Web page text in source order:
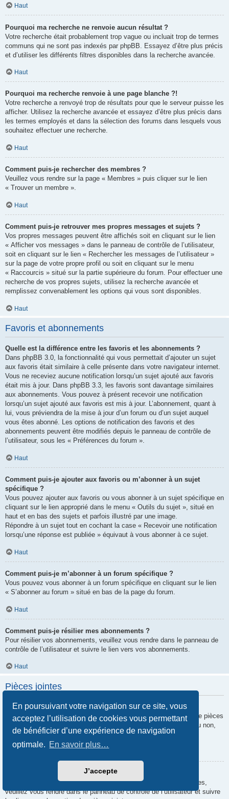
En poursuivant votre navigation sur ce site, vous
acceptez l’utilisation de cookies vous permettant
de bénéficier d’une expérience de navigation
optimale. En savoir plus…
J’accepte
Haut
Pourquoi ma recherche ne renvoie aucun résultat ?
Votre recherche était probablement trop vague ou incluait trop de termes
communs qui ne sont pas indexés par phpBB. Essayez d’être plus précis
et d’utiliser les différents filtres disponibles dans la recherche avancée.
Haut
Pourquoi ma recherche renvoie à une page blanche ?!
Votre recherche a renvoyé trop de résultats pour que le serveur puisse les
afficher. Utilisez la recherche avancée et essayez d’être plus précis dans
les termes employés et dans la sélection des forums dans lesquels vous
souhaitez effectuer une recherche.
Haut
Comment puis-je rechercher des membres ?
Veuillez vous rendre sur la page « Membres » puis cliquer sur le lien
« Trouver un membre ».
Haut
Comment puis-je retrouver mes propres messages et sujets ?
Vos propres messages peuvent être affichés soit en cliquant sur le lien
« Afficher vos messages » dans le panneau de contrôle de l’utilisateur,
soit en cliquant sur le lien « Rechercher les messages de l’utilisateur »
sur la page de votre propre profil ou soit en cliquant sur le menu
« Raccourcis » situé sur la partie supérieure du forum. Pour effectuer une
recherche de vos propres sujets, utilisez la recherche avancée et
remplissez convenablement les options qui vous sont disponibles.
Haut
Favoris et abonnements
Quelle est la différence entre les favoris et les abonnements ?
Dans phpBB 3.0, la fonctionnalité qui vous permettait d’ajouter un sujet
aux favoris était similaire à celle présente dans votre navigateur internet.
Vous ne receviez aucune notification lorsqu’un sujet ajouté aux favoris
était mis à jour. Dans phpBB 3.3, les favoris sont davantage similaires
aux abonnements. Vous pouvez à présent recevoir une notification
lorsqu’un sujet ajouté aux favoris est mis à jour. L’abonnement, quant à
lui, vous préviendra de la mise à jour d’un forum ou d’un sujet auquel
vous êtes abonné. Les options de notification des favoris et des
abonnements peuvent être modifiés depuis le panneau de contrôle de
l’utilisateur, sous les « Préférences du forum ».
Haut
Comment puis-je ajouter aux favoris ou m’abonner à un sujet
spécifique ?
Vous pouvez ajouter aux favoris ou vous abonner à un sujet spécifique en
cliquant sur le lien approprié dans le menu « Outils du sujet », situé en
haut et en bas des sujets et parfois illustré par une image.
Répondre à un sujet tout en cochant la case « Recevoir une notification
lorsqu’une réponse est publiée » équivaut à vous abonner à ce sujet.
Haut
Comment puis-je m’abonner à un forum spécifique ?
Vous pouvez vous abonner à un forum spécifique en cliquant sur le lien
« S’abonner au forum » situé en bas de la page du forum.
Haut
Comment puis-je résilier mes abonnements ?
Pour résilier vos abonnements, veuillez vous rendre dans le panneau de
contrôle de l’utilisateur et suivre le lien vers vos abonnements.
Haut
Pièces jointes
Quelles pièces jointes sont autorisées sur ce forum ?
Chaque administrateur peut autoriser ou interdire certains types de pièces
jointes. Si vous n’êtes pas certain de savoir ce qui est autorisé ou non,
nous vous invitons à contacter un administrateur du forum.
Comment puis-je retrouver toutes mes pièces jointes ?
Pour retrouver la liste des pièces jointes que vous avez transférées,
veuillez vous rendre dans le panneau de contrôle de l’utilisateur et suivre